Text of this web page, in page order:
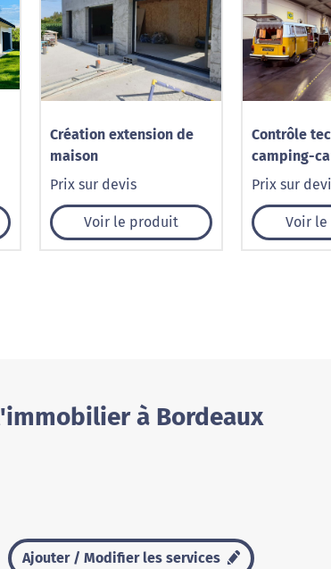
Création extension de
maison
Prix sur devis
Voir le produit
Contrôle
camping-
aménagé à
Prix sur
Voir
à Bordeaux
Ajouter / Modifier les services